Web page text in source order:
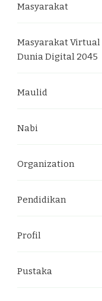
Masyarakat
Masyarakat Virtual
Dunia Digital 2045
Maulid
Nabi
Organization
Pendidikan
Profil
Pustaka